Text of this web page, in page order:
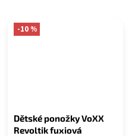
-10 %
Dětské ponožky VoXX
Revoltik fuxiová